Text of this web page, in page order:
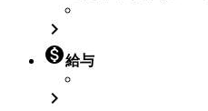

給与
